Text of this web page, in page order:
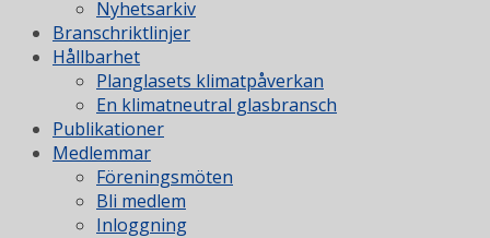
Nyhetsarkiv
Branschriktlinjer
Hållbarhet
Planglasets klimatpåverkan
En klimatneutral glasbransch
Publikationer
Medlemmar
Föreningsmöten
Bli medlem
Inloggning